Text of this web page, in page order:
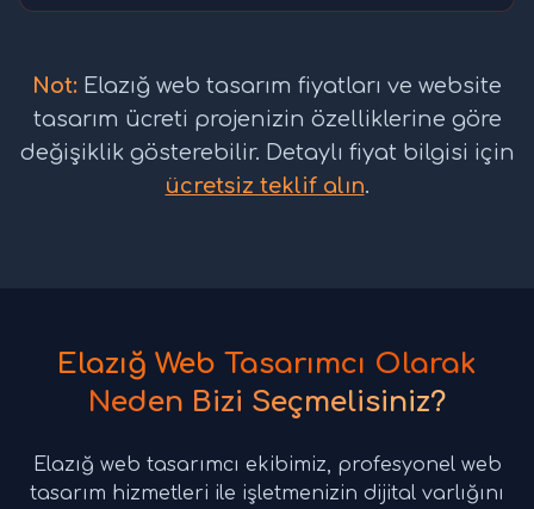
Not: Elazığ web tasarım fiyatları ve website
tasarım ücreti projenizin özelliklerine göre
değişiklik gösterebilir. Detaylı fiyat bilgisi için
ücretsiz teklif alın.
Elazığ Web Tasarımcı Olarak
Neden Bizi Seçmelisiniz?
Elazığ web tasarımcı ekibimiz, profesyonel web
tasarım hizmetleri ile işletmenizin dijital varlığını